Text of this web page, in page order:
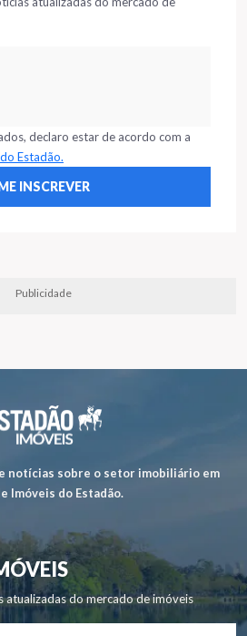
declaro estar de acordo com a
Estadão.
Publicidade
notícias sobre o setor imobiliário em
Imóveis do Estadão.
atualizadas do mercado de imóveis